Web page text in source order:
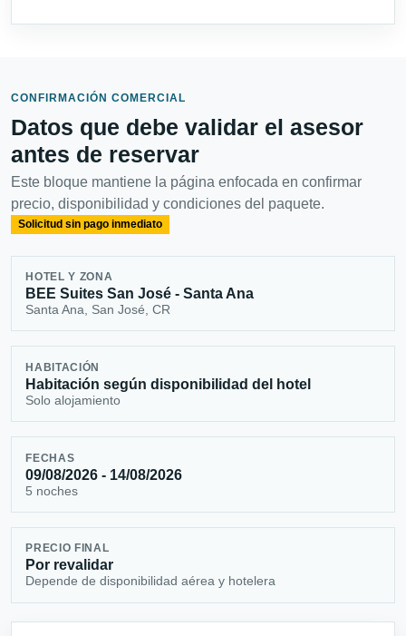
CONFIRMACIÓN COMERCIAL
Datos que debe validar el asesor
antes de reservar
Este bloque mantiene la página enfocada en confirmar
precio, disponibilidad y condiciones del paquete.
Solicitud sin pago inmediato
HOTEL Y ZONA
BEE Suites San José - Santa Ana
Santa Ana, San José, CR
HABITACIÓN
Habitación según disponibilidad del hotel
Solo alojamiento
FECHAS
09/08/2026 - 14/08/2026
5 noches
PRECIO FINAL
Por revalidar
Depende de disponibilidad aérea y hotelera